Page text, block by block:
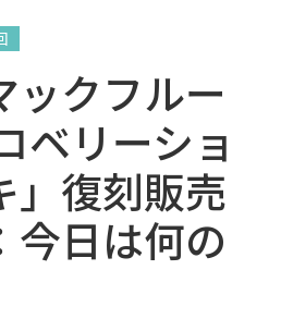
ックフルー
ベリーショ
」復刻販売
今日は何の